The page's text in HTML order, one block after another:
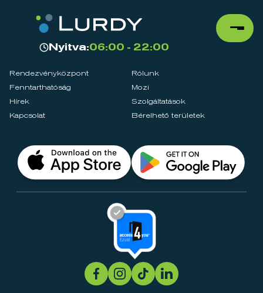
Nyitva:06:00 - 22:00
Rendezvényközpont
Rólunk
Fenntarthatóság
Mozi
Hírek
Szolgáltatások
Kapcsolat
Bérelhető területek